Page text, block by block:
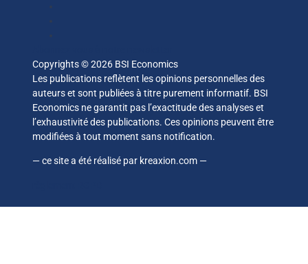
Copyrights © 2026 BSI Economics
Les publications reflètent les opinions personnelles des
auteurs et sont publiées à titre purement informatif. BSI
Economics ne garantit pas l’exactitude des analyses et
l’exhaustivité des publications. Ces opinions peuvent être
modifiées à tout moment sans notification.
— ce site a été réalisé par kreaxion.com —